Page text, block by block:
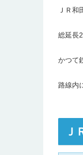
ＪＲ
総延長
かつて
路線内
Ｊ